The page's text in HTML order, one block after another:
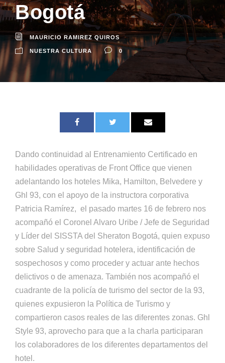
Bogotá
MAURICIO RAMIREZ QUIROS
NUESTRA CULTURA 0
Dando continuidad al Entrenamiento Certificado en
habilidades operativas de Front Office que vienen
adelantando los hoteles Mika, Hamilton, Belvedere y
Ghl 93, con el apoyo de la instructora corporativa
Patricia Ramírez, el pasado martes 16 de febrero nos
acompañó el Coronel Alvaro Uribe / Jefe de Seguridad
y Líder del SISSTA del Sheraton Bogotá, quien expuso
sobre Salud y seguridad hotelera, identificación de
sospechosos y como proceder y actuar ante hechos
delictivos o de amenaza. También nos acompañó el
cuadrante de la policía de turismo del sector de la 93,
quienes expusieron la Política de Turismo y
compartieron casos reales de las diferentes zonas. Ghl
Style 93, aprovecho para que a la charla participaran
los colaboradores de los diferentes departamentos del
hotel.